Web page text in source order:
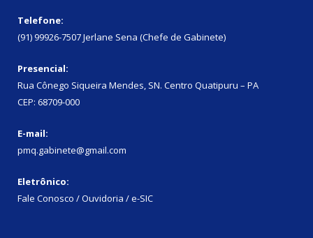
Telefone:
(91) 99926-7507 Jerlane Sena (Chefe de Gabinete)
Presencial:
Rua Cônego Siqueira Mendes, SN. Centro Quatipuru – PA
CEP: 68709-000
E-mail:
pmq.gabinete@gmail.com
Eletrônico:
Fale Conosco / Ouvidoria / e-SIC